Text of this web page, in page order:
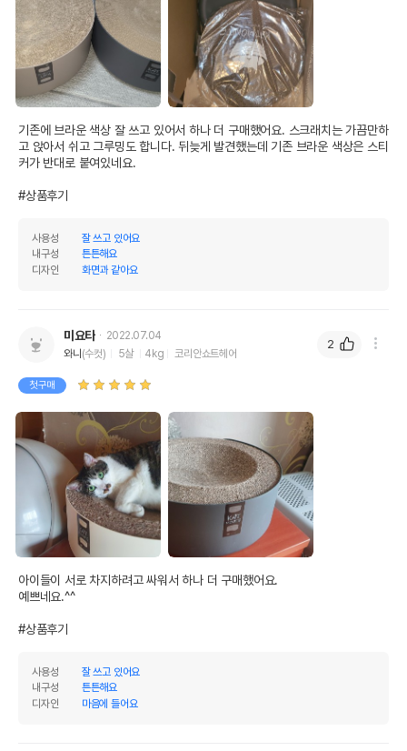
상품 필수 정보
품명 및 모델명 고공캣 캣모나이트 챠콜
받았음을 확인할수 있는
제조국 또는 원산지
제조자,수입품의 경우
기존에 브라운 색상 잘 쓰고 있어서 하나 더 구매했어요. 스크래치는 가끔만하
고 앉아서 쉬고 그루밍도 합니다. 뒤늦게 발견했는데 기존 브라운 색상은 스티
커가 반대로 붙여있네요.
#상품후기
사용성
잘 쓰고 있어요
내구성
튼튼해요
디자인
화면과 같아요
미요타
2022.07.04
와니(수컷) 5살 4kg 코리안쇼트헤어
첫구매
아이들이 서로 차지하려고 싸워서 하나 더 구매했어요.
예쁘네요.^^
#상품후기
사용성
잘 쓰고 있어요
내구성
튼튼해요
디자인
마음에 들어요
2